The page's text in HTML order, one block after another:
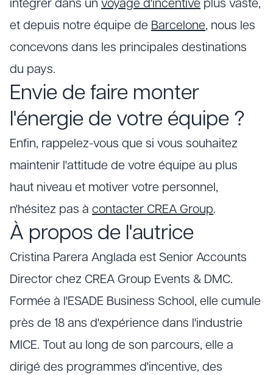
intégrer dans un voyage d'incentive plus vaste,
et depuis notre équipe de Barcelone, nous les
concevons dans les principales destinations
du pays.
Envie de faire monter
l'énergie de votre équipe ?
Enfin, rappelez-vous que si vous souhaitez
maintenir l'attitude de votre équipe au plus
haut niveau et motiver votre personnel,
n'hésitez pas à contacter CREA Group.
À propos de l'autrice
Cristina Parera Anglada est Senior Accounts
Director chez CREA Group Events & DMC.
Formée à l'ESADE Business School, elle cumule
près de 18 ans d'expérience dans l'industrie
MICE. Tout au long de son parcours, elle a
dirigé des programmes d'incentive, des